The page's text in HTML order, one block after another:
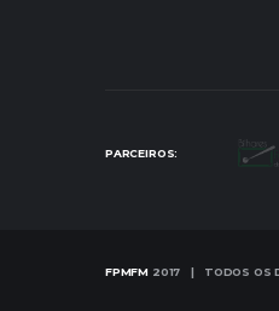
PARCEIROS:
FPMFM 2017 | TODOS OS